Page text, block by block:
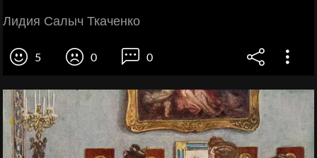
Лидия Салыч Ткаченко
5 0 0